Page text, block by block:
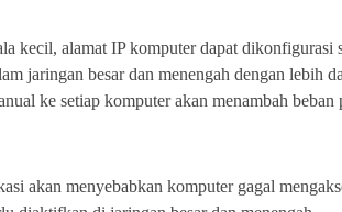
kecil, alamat IP komputer dapat dikonfigurasi
jaringan besar dan menengah dengan lebih
ke setiap komputer akan menambah
akan menyebabkan komputer gagal